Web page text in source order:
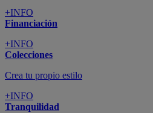
+INFO
Financiación
+INFO
Colecciones
Crea tu propio estilo
+INFO
Tranquilidad